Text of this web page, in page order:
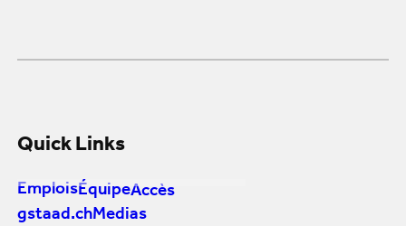
Quick Links
EmploisÉquipeAccès
gstaad.chMedias